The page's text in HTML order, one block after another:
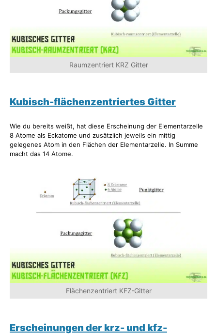
Raumzentriert KRZ Gitter
Kubisch-flächenzentriertes Gitter
Wie du bereits weißt, hat diese Erscheinung der Elementarzelle
8 Atome als Eckatome und zusätzlich jeweils ein mittig
gelegenes Atom in den Flächen der Elementarzelle. In Summe
macht das 14 Atome.
Flächenzentriert KFZ-Gitter
Erscheinungen der krz- und kfz-